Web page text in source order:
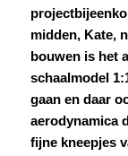
midden, Kate,
bouwen is het
schaalmodel
gaan en daar
aerodynamica
fijne kneepjes